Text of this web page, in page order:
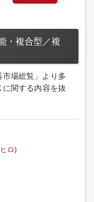
・複合型／複
市場総覧」より多
関する内容を抜
ロ)